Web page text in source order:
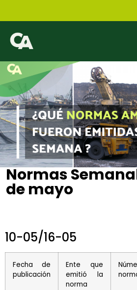
Normas
de mayo
10-05/16-05
Fecha de
publicación
Ente que
emitió la
norma